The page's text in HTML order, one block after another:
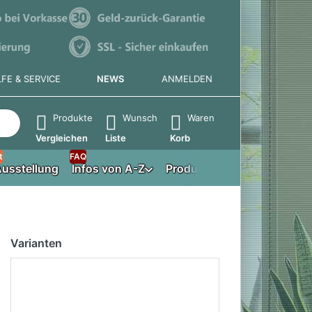
& SERVICE NEWS ANMELDEN
die Eingabetaste, um alle Ergebnisse aufzurufen.
Produkte
Vergleichen
Wunsch
Liste
Waren
Korb
Infos von A-Z
FAQ
Produktberater
Varianten